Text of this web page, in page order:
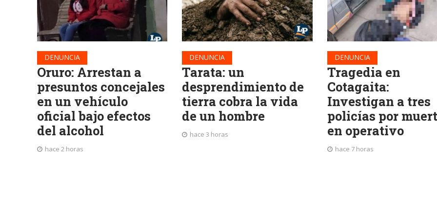
DENUNCIA
Oruro: Arrestan a
presuntos concejales
en un vehículo
oficial bajo efectos
del alcohol
hace 2 horas
DENUNCIA
Tarata: un
desprendimiento de
tierra cobra la vida
de un hombre
hace 3 horas
DENUNCIA
Tragedia en
Cotagaita:
Investigan a tres
policías por
en operativo
hace 7 horas